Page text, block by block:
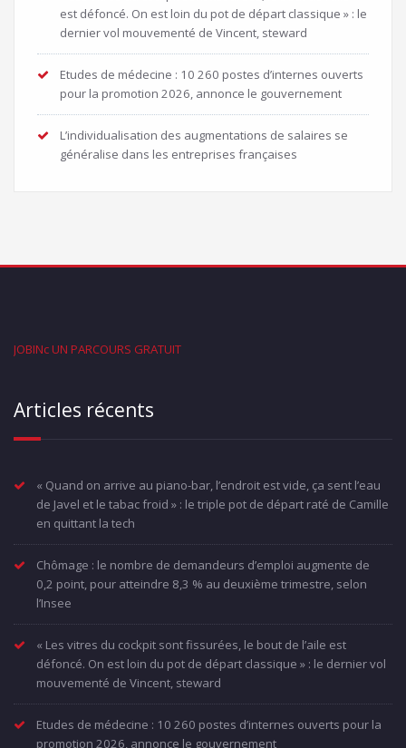
est défoncé. On est loin du pot de départ classique » : le
dernier vol mouvementé de Vincent, steward
Etudes de médecine : 10 260 postes d’internes ouverts
pour la promotion 2026, annonce le gouvernement
L’individualisation des augmentations de salaires se
généralise dans les entreprises françaises
JOBINc UN PARCOURS GRATUIT
Articles récents
« Quand on arrive au piano-bar, l’endroit est vide, ça sent l’eau
de Javel et le tabac froid » : le triple pot de départ raté de Camille
en quittant la tech
Chômage : le nombre de demandeurs d’emploi augmente de
0,2 point, pour atteindre 8,3 % au deuxième trimestre, selon
l’Insee
« Les vitres du cockpit sont fissurées, le bout de l’aile est
défoncé. On est loin du pot de départ classique » : le dernier vol
mouvementé de Vincent, steward
Etudes de médecine : 10 260 postes d’internes ouverts pour la
promotion 2026, annonce le gouvernement